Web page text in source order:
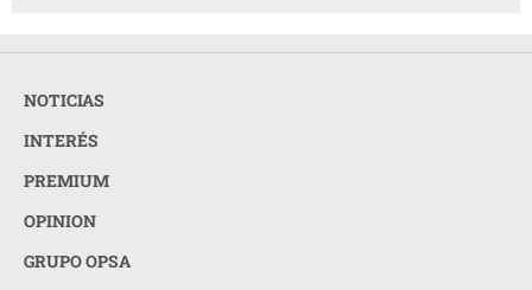
NOTICIAS
INTERÉS
PREMIUM
OPINION
GRUPO OPSA